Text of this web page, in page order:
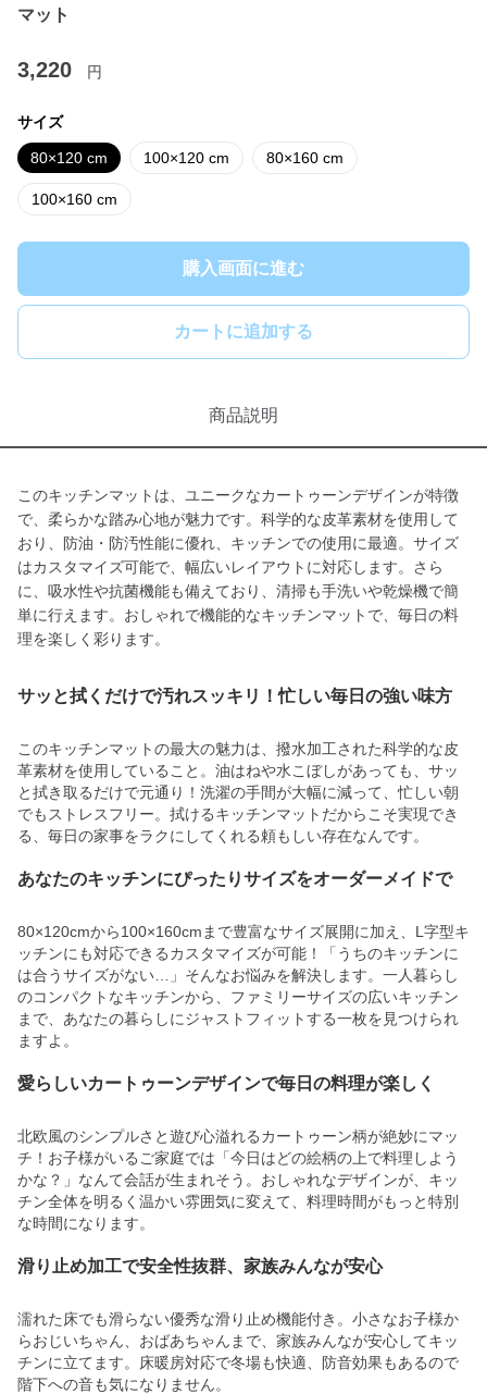
マット
3,220 円
サイズ
80×120 cm 100×120 cm 80×160 cm
100×160 cm
購入画面に進む
カートに追加する
商品説明
このキッチンマットは、ユニークなカートゥーンデザインが特徴
で、柔らかな踏み心地が魅力です。科学的な皮革素材を使用して
おり、防油・防汚性能に優れ、キッチンでの使用に最適。サイズ
はカスタマイズ可能で、幅広いレイアウトに対応します。さら
に、吸水性や抗菌機能も備えており、清掃も手洗いや乾燥機で簡
単に行えます。おしゃれで機能的なキッチンマットで、毎日の料
理を楽しく彩ります。
サッと拭くだけで汚れスッキリ！忙しい毎日の強い味方
このキッチンマットの最大の魅力は、撥水加工された科学的な皮
革素材を使用していること。油はねや水こぼしがあっても、サッ
と拭き取るだけで元通り！洗濯の手間が大幅に減って、忙しい朝
でもストレスフリー。拭けるキッチンマットだからこそ実現でき
る、毎日の家事をラクにしてくれる頼もしい存在なんです。
あなたのキッチンにぴったりサイズをオーダーメイドで
80×120cmから100×160cmまで豊富なサイズ展開に加え、L字型キ
ッチンにも対応できるカスタマイズが可能！「うちのキッチンに
は合うサイズがない…」そんなお悩みを解決します。一人暮らし
のコンパクトなキッチンから、ファミリーサイズの広いキッチン
まで、あなたの暮らしにジャストフィットする一枚を見つけられ
ますよ。
愛らしいカートゥーンデザインで毎日の料理が楽しく
北欧風のシンプルさと遊び心溢れるカートゥーン柄が絶妙にマッ
チ！お子様がいるご家庭では「今日はどの絵柄の上で料理しよう
かな？」なんて会話が生まれそう。おしゃれなデザインが、キッ
チン全体を明るく温かい雰囲気に変えて、料理時間がもっと特別
な時間になります。
滑り止め加工で安全性抜群、家族みんなが安心
濡れた床でも滑らない優秀な滑り止め機能付き。小さなお子様か
らおじいちゃん、おばあちゃんまで、家族みんなが安心してキッ
チンに立てます。床暖房対応で冬場も快適、防音効果もあるので
階下への音も気になりません。